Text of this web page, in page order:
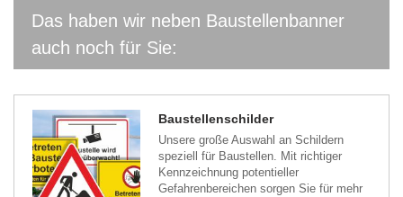
Das haben wir neben Baustellenbanner
auch noch für Sie:
Baustellenschilder
Unsere große Auswahl an Schildern
speziell für Baustellen. Mit richtiger
Kennzeichnung potentieller
Gefahrenbereichen sorgen Sie für mehr